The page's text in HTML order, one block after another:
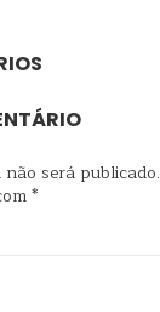
não será publicado.
*